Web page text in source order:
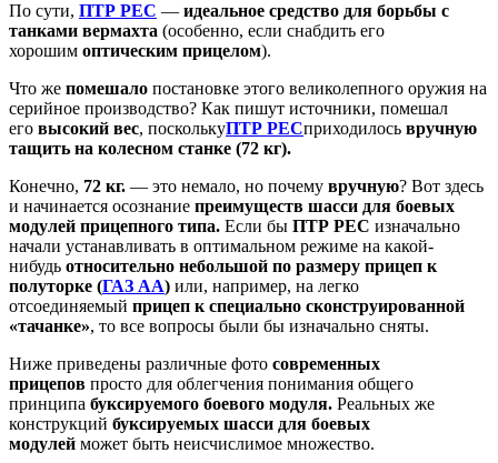
По сути, ПТР РЕС — идеальное средство для борьбы с
танками вермахта (особенно, если снабдить его
хорошим оптическим прицелом).
Что же помешало постановке этого великолепного оружия на
серийное производство? Как пишут источники, помешал
его высокий вес, посколькуПТР РЕСприходилось вручную
тащить на колесном станке (72 кг).
Конечно, 72 кг. — это немало, но почему вручную? Вот здесь
и начинается осознание преимуществ шасси для боевых
модулей прицепного типа. Если бы ПТР РЕС изначально
начали устанавливать в оптимальном режиме на какой-
нибудь относительно небольшой по размеру прицеп к
полуторке (ГАЗ АА) или, например, на легко
отсоединяемый прицеп к специально сконструированной
«тачанке», то все вопросы были бы изначально сняты.
Ниже приведены различные фото современных
прицепов просто для облегчения понимания общего
принципа буксируемого боевого модуля. Реальных же
конструкций буксируемых шасси для боевых
модулей может быть неисчислимое множество.